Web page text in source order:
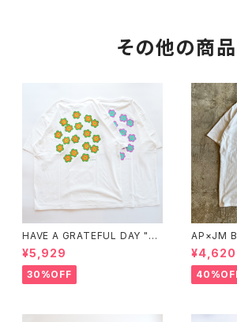
その他の商品
HAVE A GRATEFUL DAY "T-
SHIRT -STONED"
¥5,929
30%OFF
AP×JM
¥4,620